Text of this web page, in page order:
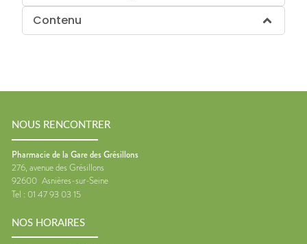
Contenu
NOUS RENCONTRER
Pharmacie de la Gare des Grésillons
276, avenue des Grésillons
92600 Asnières-sur-Seine
Tel : 01 47 93 03 15
NOS HORAIRES